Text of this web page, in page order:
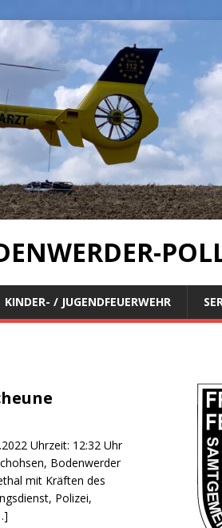
KINDER- / JUGENDFEUERWEHR
Uhrzeit: 12:32 Uhr
Bodenwerder
mit Kräften des
Polizei,